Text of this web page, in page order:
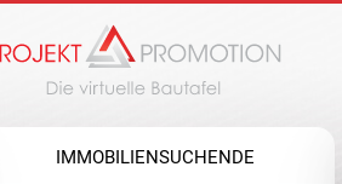
IMMOBILIENSUCHENDE